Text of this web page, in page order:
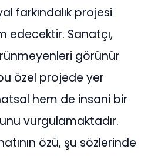
farkındalık projesi
edecektir. Sanatçı,
görünür
özel projede yer
hem de insani bir
vurgulamaktadır.
özü, şu sözlerinde